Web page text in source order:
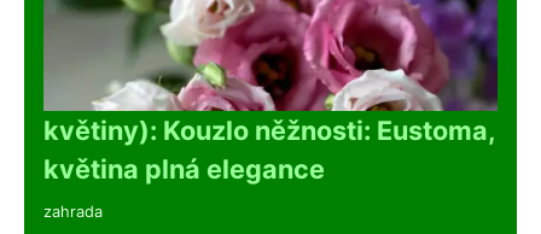
květiny): Kouzlo něžnosti: Eustoma,
květina plná elegance
zahrada